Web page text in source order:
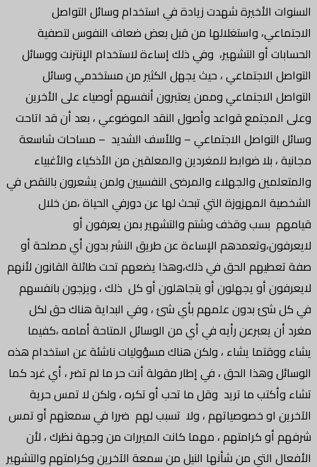
السنوات الأخيرة شهدت زيادة في استخدام وسائل التواصل
الاجتماعي، واستغلالها من قبل بعض ضعاف النفوس لتصفية
الحسابات أو التشهير، وفي ذلك إساءة لاستخدام الإنترنت ووسائل
التواصل الاجتماعي ، حيث يجهل الكثير من مستخدمي وسائل
التواصل الاجتماعي وممن يعتبرون أنفسهم أوصياء على الأخرين
وعلى المجتمع قواعد وأصول النقد الموضوعي ، بعد أن قد اتاحت
وسائل التواصل الاجتماعي – وللأسف الشديد – مساحات شاسعة
مجانية ، بلا ضوابط للمغردين والمعلقين من الأذكياء والأغبياء
والمتعلمين والجهلاء والمرضى النفسيين ولمن يشعرون بالنقص في
الشخصية المهزوزة التي تبحث لها عن دورفي الحياة ،من خلال
قيامهم بسب وقذف وشتم والتشهير بمن يعرفون أو
لايعرفون،وتعمدهم الإساءة عن طريق النشر بدون أي مصلحة أو
صفة تعطيهم الحق في ذلك،وهذا يضعهم تحت طائلة القانون لأنهم
لايعرفون أو يجهلون أو يتجاهلون أو كل ذلك ، ويزجون بانفسهم
في كل شئ بدون علمهم بأي شئ ، وفي البداية هناك حق لكل
مغرد أن يعبرعن رأيه في أي من الوسائل المتاحة أمامه ،كفيما
يشاء ووقتما يشاء ، ولكن هناك مسؤوليات ناشئة عن استخدام هذه
الوسائل وهذا الحق ، في إطار مقولة أنت حر ما لم تضر ، أي غرد كما
تشاء وأكتب ما تريد وقل ما تحب أو تكره ، ولكن لا تمس حرية
الآخرين او خصوصياتهم ، ولا تسبب لهم ضررا في سمعتهم أو تمس
شرفهم أو كرامتهم ، مهما كانت المبررات من وجهة نظرك ، لأن
الأفعال التي من شأنها النيل من سمعة الآخرين وكرامتهم والتشهير